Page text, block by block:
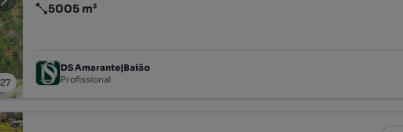
27
Preço por metro quadrado
5005 m²
DS Amarante|Baião
Profissional